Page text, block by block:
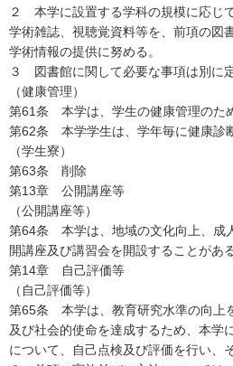
２ 本学に設置する学科の規模に応じ
学術雑誌、視聴覚資料等を、前項の図
学術情報の提供に努める。
３ 図書館に関して必要な事項は別に定
（健康管理）
第61条 本学は、学生の健康管理のた
第62条 本学学生は、学年毎に健康診
（学生寮）
第63条 削除
第13章 公開講座等
（公開講座等）
第64条 本学は、地域の文化向上、成
開講座及び講習会を開設することがある
第14章 自己評価等
（自己評価等）
第65条 本学は、教育研究水準の向上
及び社会的使命を達成するため、本学
について、自己点検及び評価を行い、